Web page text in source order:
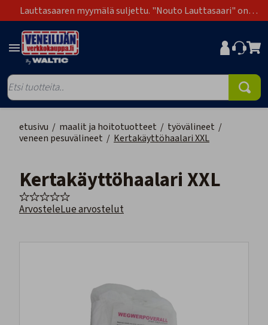
Lauttasaaren myymälä suljettu. "Nouto Lauttasaari" on
poistunut toimitustapavaihtoehdoista.
etusivu / maalit ja hoitotuotteet / työvälineet /
veneen pesuvälineet / Kertakäyttöhaalari XXL
Kertakäyttöhaalari XXL
ArvosteleLue arvostelut